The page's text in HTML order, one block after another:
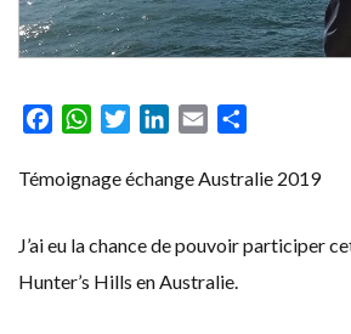
FacebookWhatsAppTwitterLinkedIn
Email
Témoignage échange Australie 2019
J’ai eu la chance de pouvoir participer
Hunter’s Hills en Australie.